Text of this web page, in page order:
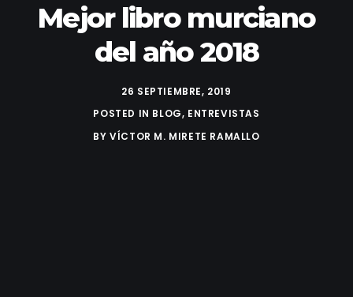
Mejor libro murciano
del año 2018
26 SEPTIEMBRE, 2019
POSTED IN BLOG, ENTREVISTAS
BYVÍCTOR M. MIRETE RAMALLO